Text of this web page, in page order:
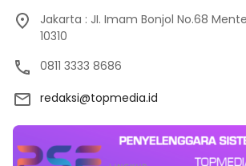
Jakarta : JI. Imam Bonjol No.68
10310
0811 3333 8686
redaksi@topmedia.id